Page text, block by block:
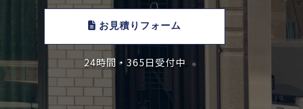
お見積りフォーム
24時間・365日受付中